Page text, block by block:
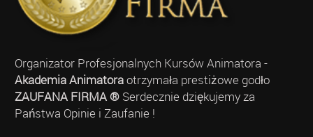
Organizator Profesjonalnych Kursów Animatora -
Akademia Animatoraotrzymała prestiżowe godło
ZAUFANA FIRMA ®Serdecznie dziękujemy za
Państwa Opinie i Zaufanie !